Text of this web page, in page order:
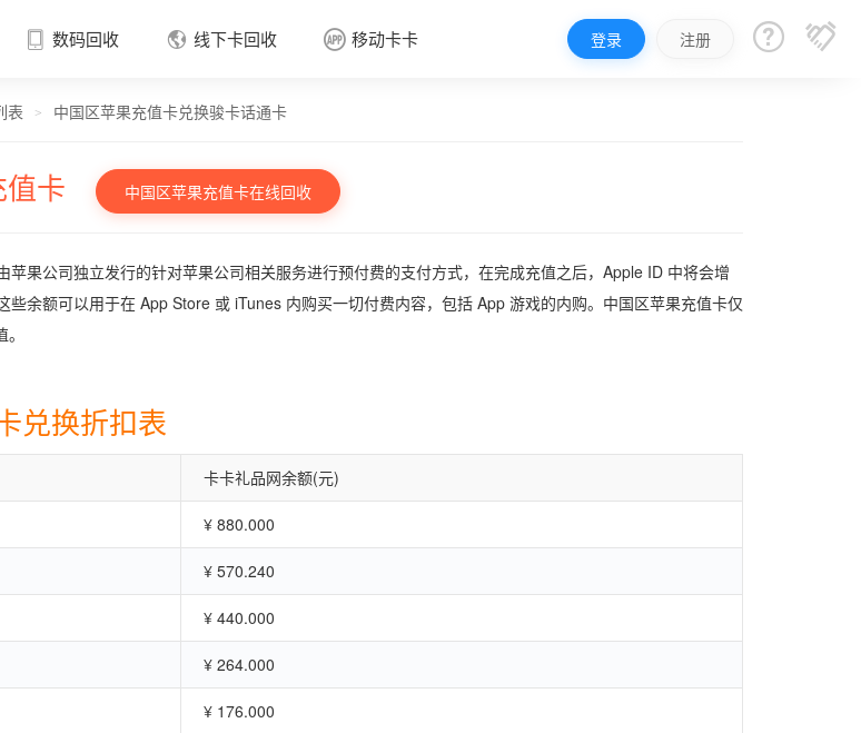
 数码回收  线下卡回收  移动卡卡 登录 注册  
表 > 中国区苹果充值卡兑换骏卡话通卡
卡 中国区苹果充值卡在线回收
苹果公司独立发行的针对苹果公司相关服务进行预付费的支付方式，在完成充值之后，Apple ID 中将会增
些余额可以用于在 App Store 或 iTunes 内购买一切付费内容，包括 App 游戏的内购。中国区苹果充值卡仅
兑换折扣表
卡卡礼品网余额(元)
¥ 880.000
¥ 570.240
¥ 440.000
¥ 264.000
¥ 176.000